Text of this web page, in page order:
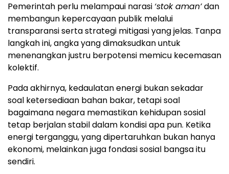
Pemerintah perlu melampaui narasi ‘stok aman’dan
membangun kepercayaan publik melalui
transparansi serta strategi mitigasi yang jelas. Tanpa
langkah ini, angka yang dimaksudkan untuk
menenangkan justru berpotensi memicu kecemasan
kolektif.
Pada akhirnya, kedaulatan energi bukan sekadar
soal ketersediaan bahan bakar, tetapi soal
bagaimana negara memastikan kehidupan sosial
tetap berjalan stabil dalam kondisi apa pun. Ketika
energi terganggu, yang dipertaruhkan bukan hanya
ekonomi, melainkan juga fondasi sosial bangsa itu
sendiri.